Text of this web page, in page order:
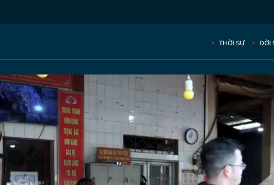
THỜI SỰ ĐỜI